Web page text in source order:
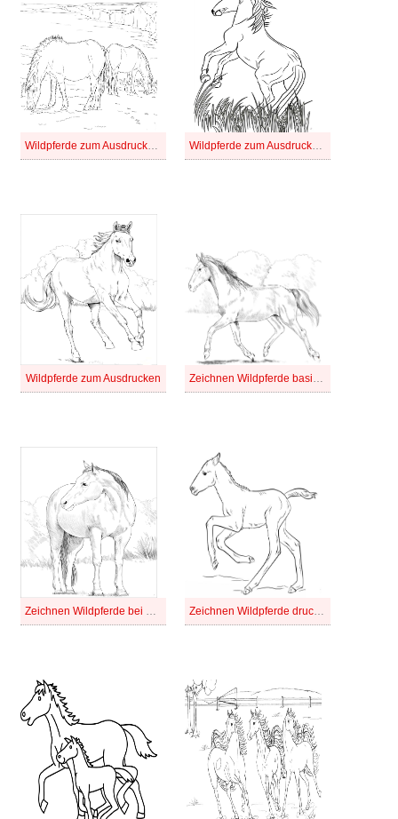
Wildpferde zum Ausdrucken bei Kindern Wildpferde zum Ausdrucken für Kinder
Wildpferde zum Ausdrucken Zeichnen Wildpferde basisch
Zeichnen Wildpferde bei Kindern Zeichnen Wildpferde druckbar